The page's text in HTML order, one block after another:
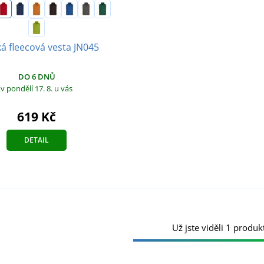
fleecová vesta JN045
DO 6 DNŮ
v pondělí 17. 8. u vás
619 Kč
DETAIL
Už jste viděli 1